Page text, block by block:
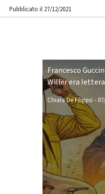
Pubblicato il 27/12/2021
Francesco
Willer era
Chiara De Filippo -